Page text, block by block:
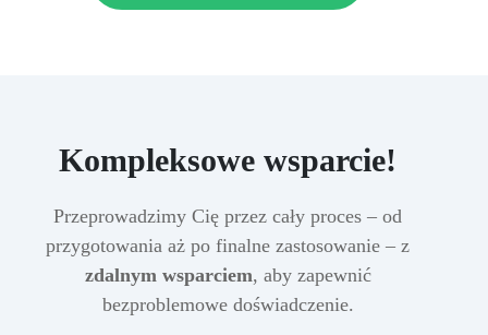
Kompleksowe wsparcie!
Przeprowadzimy Cię przez cały proces – od
przygotowania aż po finalne zastosowanie – z
zdalnym wsparciem, aby zapewnić
bezproblemowe doświadczenie.